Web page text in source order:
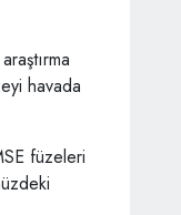
havada
füzeleri